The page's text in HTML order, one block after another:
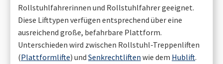
Rollstuhlfahrerinnen und Rollstuhlfahrer geeignet.
Diese Lifttypen verfügen entsprechend über eine
ausreichend große, befahrbare Plattform.
Unterschieden wird zwischen Rollstuhl-Treppenliften
(Plattformlifte) und Senkrechtliften wie dem Hublift.